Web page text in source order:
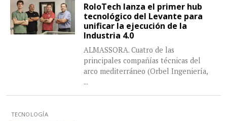
RoloTech lanza el primer hub
tecnológico del Levante para
unificar la ejecución de la
Industria 4.0
ALMASSORA. Cuatro de las
principales compañías técnicas del
arco mediterráneo (Orbel Ingeniería,
...
TECNOLOGÍA